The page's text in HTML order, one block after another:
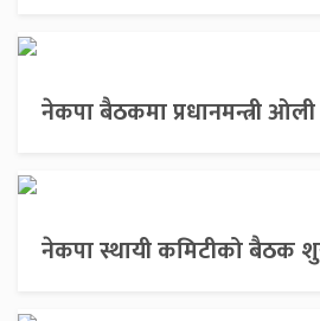
नेकपा बैठकमा प्रधानमन्त्री
नेकपा स्थायी कमिटीको बैठक